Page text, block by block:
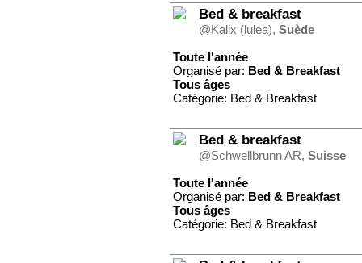
Bed & breakfast
@Kalix (lulea), Suède
Toute l'année
Organisé par: Bed & Breakfast
Tous âges
Catégorie: Bed & Breakfast
Bed & breakfast
@Schwellbrunn AR, Suisse
Toute l'année
Organisé par: Bed & Breakfast
Tous âges
Catégorie: Bed & Breakfast